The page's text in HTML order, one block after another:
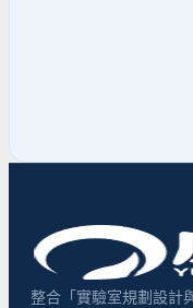
整合「實驗室規劃設計